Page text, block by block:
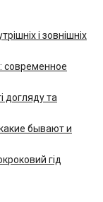
і зовнішніх
современное
догляду та
бывают и
гід